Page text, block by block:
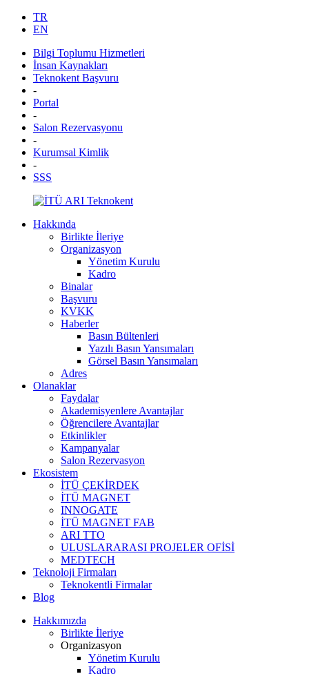
TR
EN
Bilgi Toplumu Hizmetleri
İnsan Kaynakları
Teknokent Başvuru
-
Portal
-
Salon Rezervasyonu
-
Kurumsal Kimlik
-
SSS
Hakkında
Birlikte İleriye
Organizasyon
Yönetim Kurulu
Kadro
Binalar
Başvuru
KVKK
Haberler
Basın Bültenleri
Yazılı Basın Yansımaları
Görsel Basın Yansımaları
Adres
Olanaklar
Faydalar
Akademisyenlere Avantajlar
Öğrencilere Avantajlar
Etkinlikler
Kampanyalar
Salon Rezervasyon
Ekosistem
İTÜ ÇEKİRDEK
İTÜ MAGNET
INNOGATE
İTÜ MAGNET FAB
ARI TTO
ULUSLARARASI PROJELER OFİSİ
MEDTECH
Teknoloji Firmaları
Teknokentli Firmalar
Blog
Hakkımızda
Birlikte İleriye
Organizasyon
Yönetim Kurulu
Kadro